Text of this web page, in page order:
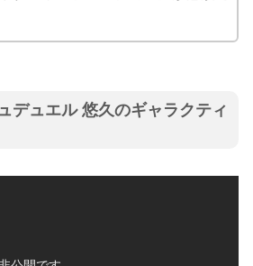
デュエル 悠久のギャラクティ